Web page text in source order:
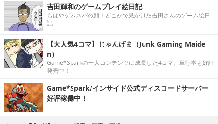
吉田輝和のゲームプレイ絵日記
もはやゲムスパの顔！どこかで見かけた吉田さんのゲーム絵日
記
【大人気4コマ】じゃんげま（Junk Gaming Maide
n）
Game*Sparkの一大コンテンツに成長した4コマ。単行本も好評
発売中！
Game*Spark/インサイド公式ディスコードサーバー
好評稼働中！